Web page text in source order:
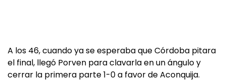
A los 46, cuando ya se esperaba que Córdoba pitara
el final, llegó Porven para clavarla en un ángulo y
cerrar la primera parte 1-0 a favor de Aconquija.